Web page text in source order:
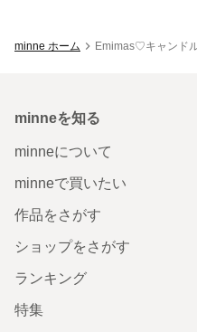
minne ホーム Emimas♡キャンド
minneを知る
minneについて
minneで買いたい
作品をさがす
ショップをさがす
ランキング
特集